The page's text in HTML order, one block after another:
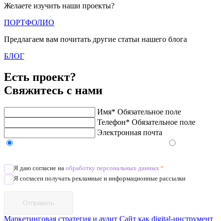
Желаете изучить наши проекты?
ПОРТФОЛИО
Предлагаем вам почитать другие статьи нашего блога
БЛОГ
Есть проект?
Свяжитесь с нами
Имя* Обязательное поле
Телефон* Обязательное поле
Электронная почта
Я даю согласие на обработку персональных данных *
Я согласен получать рекламные и информационные рассылки
Отправить
Маркетинговая стратегия и аудит Сайт как digital-инструмент